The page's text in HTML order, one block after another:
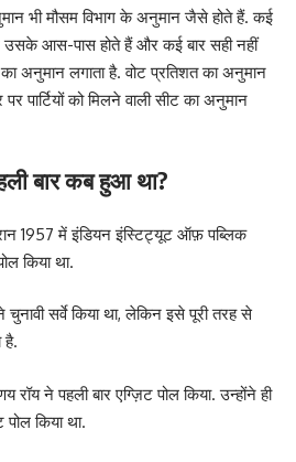
भी मौसम विभाग के अनुमान जैसे होते हैं. कई
उसके आस-पास होते हैं और कई बार सही नहीं
का अनुमान लगाता है. वोट प्रतिशत का अनुमान
पार्टियों को मिलने वाली सीट का अनुमान
बार कब हुआ था?
1957 में इंडियन इंस्टिट्यूट ऑफ़ पब्लिक
किया था.
सर्वे किया था, लेकिन इसे पूरी तरह से
है.
ने पहली बार एग्ज़िट पोल किया. उन्होंने ही
पोल किया था.